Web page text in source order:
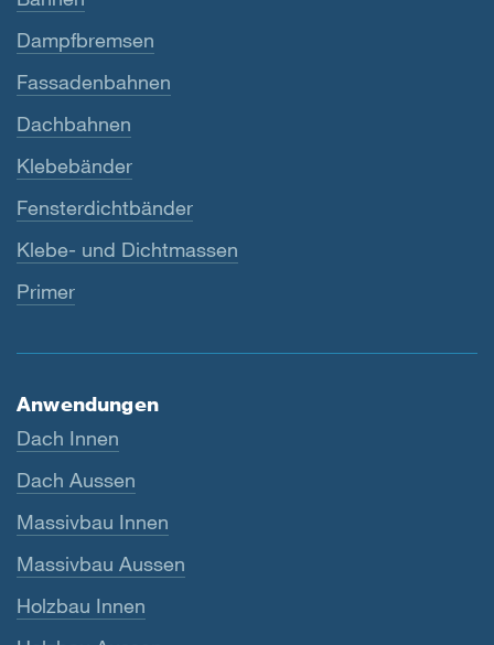
Dampfbremsen
Fassadenbahnen
Dachbahnen
Klebebänder
Fensterdichtbänder
Klebe- und Dichtmassen
Primer
Anwendungen
Dach Innen
Dach Aussen
Massivbau Innen
Massivbau Aussen
Holzbau Innen